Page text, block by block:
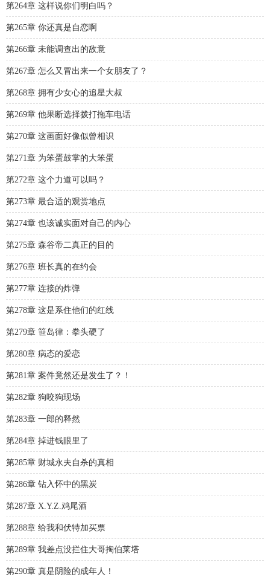
第264章 这样说你们明白吗？
第265章 你还真是自恋啊
第266章 未能调查出的敌意
第267章 怎么又冒出来一个女朋友了？
第268章 拥有少女心的追星大叔
第269章 他果断选择拨打拖车电话
第270章 这画面好像似曾相识
第271章 为笨蛋鼓掌的大笨蛋
第272章 这个力道可以吗？
第273章 最合适的观赏地点
第274章 也该诚实面对自己的内心
第275章 森谷帝二真正的目的
第276章 班长真的在约会
第277章 连接的炸弹
第278章 这是系住他们的红线
第279章 笹岛律：拳头硬了
第280章 病态的爱恋
第281章 案件竟然还是发生了？！
第282章 狗咬狗现场
第283章 一郎的释然
第284章 掉进钱眼里了
第285章 财城永夫自杀的真相
第286章 钻入怀中的黑炭
第287章 X.Y.Z.鸡尾酒
第288章 给我和伏特加买票
第289章 我差点没拦住大哥掏伯莱塔
第290章 真是阴险的成年人！